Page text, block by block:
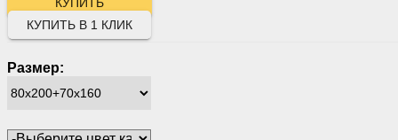
Размер:
КУПИТЬ В 1 КЛИК